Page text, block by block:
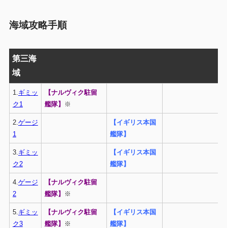
海域攻略手順
第三海
域
1. ギミッ
ク1
【ナルヴィク駐留
艦隊】
※
2. ゲージ
1
【イギリス本国
艦隊】
3. ギミッ
ク2
【イギリス本国
艦隊】
4. ゲージ
2
【ナルヴィク駐留
艦隊】
※
5. ギミッ
ク3
【ナルヴィク駐留
艦隊】
※
【イギリス本国
艦隊】